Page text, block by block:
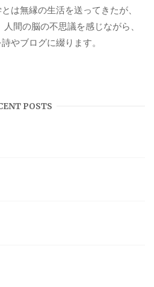
は無縁の生活を送ってきたが、
間の脳の不思議を感じながら、
やブログに綴ります。
POSTS